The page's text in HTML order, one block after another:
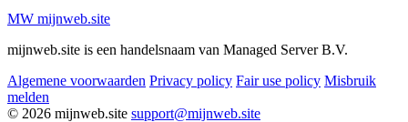
MW mijnweb.site
mijnweb.site is een handelsnaam van Managed Server B.V.
Algemene voorwaarden Privacy policy Fair use policy Misbruik
melden
© 2026 mijnweb.site support@mijnweb.site